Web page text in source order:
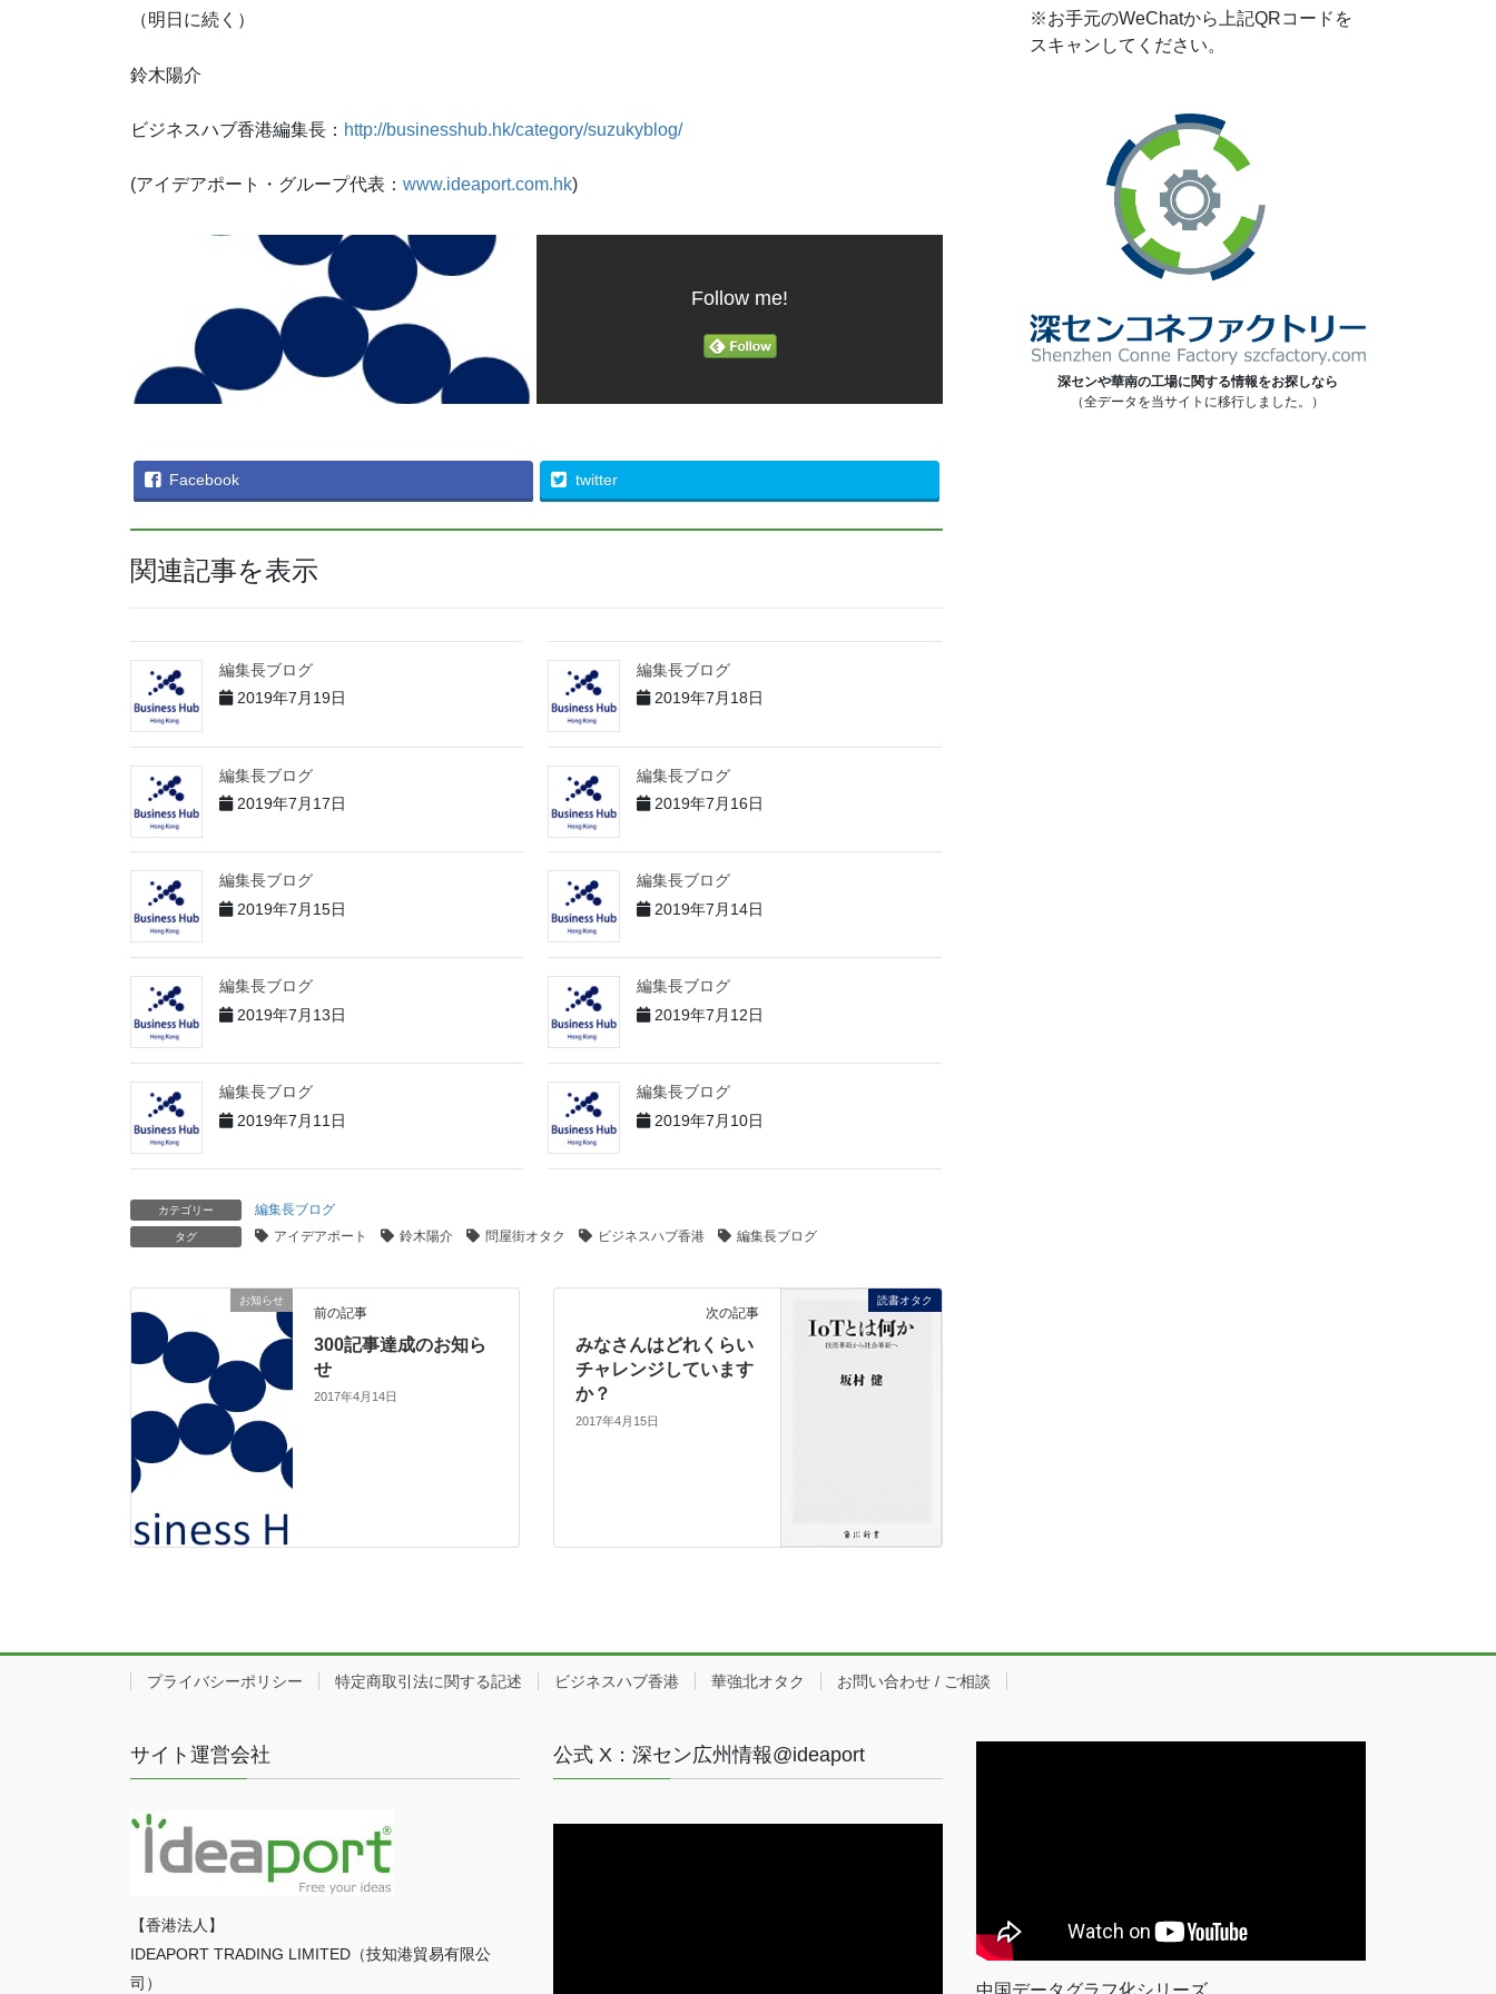
（明日に続く）
鈴木陽介
ビジネスハブ香港編集長： http://businesshub.hk/category/suzukyblog/
(アイデアポート・グループ代表： www.ideaport.com.hk)
Follow me!
Facebook twitter
関連記事を表示
編集長ブログ
2019年7月19日
編集長ブログ
2019年7月18日
編集長ブログ
2019年7月17日
編集長ブログ
2019年7月16日
編集長ブログ
2019年7月15日
編集長ブログ
2019年7月14日
編集長ブログ
2019年7月13日
編集長ブログ
2019年7月12日
編集長ブログ
2019年7月11日
編集長ブログ
2019年7月10日
カテゴリー 編集長ブログ
タグ アイデアポート 鈴木陽介 問屋街オタク ビジネスハブ香港 編集長ブログ
お知らせ
前の記事
300記事達成のお知ら
せ
2017年4月14日
読書オタク
次の記事
みなさんはどれくらい
チャレンジしています
か？
2017年4月15日
※お手元のWeChatから上記QRコードを
スキャンしてください。
深センや華南の工場に関する情報をお探しなら
（全データを当サイトに移行しました。）
プライバシーポリシー 特定商取引法に関する記述 ビジネスハブ香港 華強北オタク お問い合わせ / ご相談
サイト運営会社
【香港法人】
IDEAPORT TRADING LIMITED（技知港貿易有限公
司）
公式 X：深セン広州情報@ideaport